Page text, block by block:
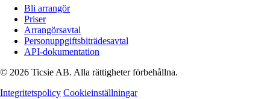
Bli arrangör
Priser
Arrangörsavtal
Personuppgiftsbiträdesavtal
API-dokumentation
© 2026 Ticsie AB. Alla rättigheter förbehållna.
Integritetspolicy Cookieinställningar